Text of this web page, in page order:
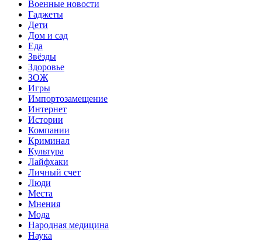
Военные новости
Гаджеты
Дети
Дом и сад
Еда
Звёзды
Здоровье
ЗОЖ
Игры
Импортозамещение
Интернет
Истории
Компании
Криминал
Культура
Лайфхаки
Личный счет
Люди
Места
Мнения
Мода
Народная медицина
Наука